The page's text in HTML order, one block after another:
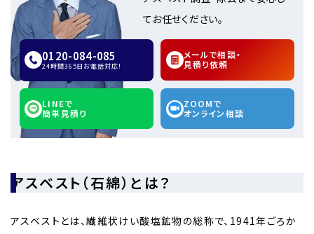
てお任せください。
0120-084-085
24時間365日お電話対応!
メールで相談・
見積り依頼
LINEで
簡単見積り
ZOOMで
オンライン相談
アスベスト（石綿）とは？
アスベストとは、繊維状けい酸塩鉱物の総称で、1941年ごろか